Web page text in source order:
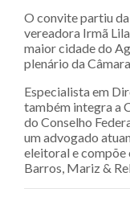
O convite partiu
vereadora Irmã
maior cidade do
plenário da
Especialista em
também integra a
do Conselho
um advogado
eleitoral e compõe
Barros, Mariz &